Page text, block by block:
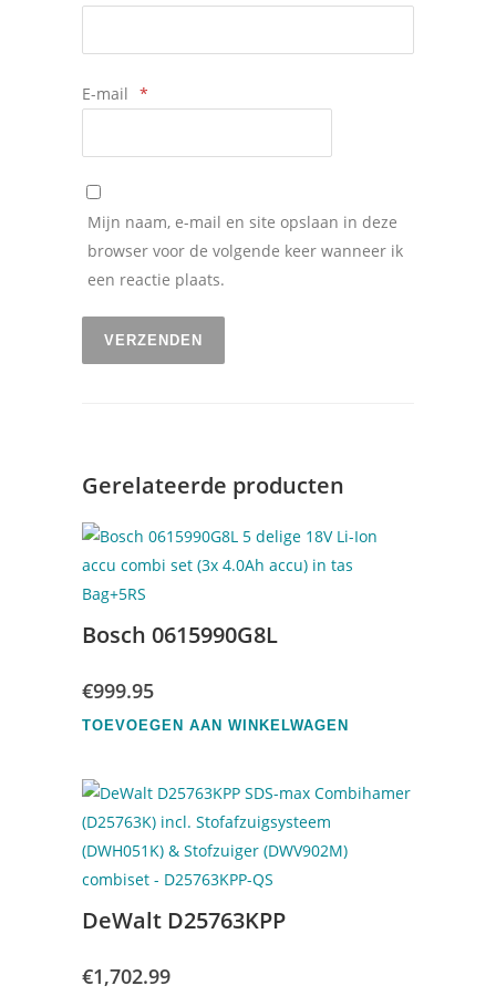
E-mail *
Mijn naam, e-mail en site opslaan in deze
browser voor de volgende keer wanneer ik
een reactie plaats.
Gerelateerde producten
Bosch 0615990G8L
€999.95
TOEVOEGEN AAN WINKELWAGEN
DeWalt D25763KPP
€1,702.99